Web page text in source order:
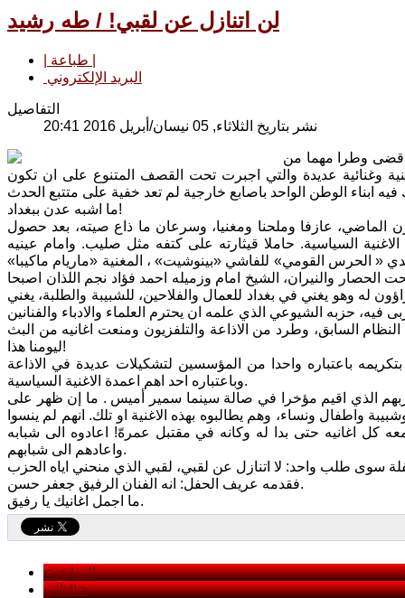
لن اتنازل عن لقبي! / طه رشيد
البريد الإلكتروني
التفاصيل
نشر بتاريخ الثلاثاء, 05 نيسان/أبريل 2016 20:41
قضى وطرا مهما من
وغنائية عديدة والتي اجبرت تحت القصف المتنوع على ان تكون
ما اشبه عدن ببغداد!
الماضي، عازفا وملحنا ومغنيا، وسرعان ما ذاع صيته، بعد حصول
السياسية. حاملا قيثارته على كتفه مثل صليب. وامام عينيه
« الحرس القومي» للفاشي «بينوشيت» ، المغنية «ماريام ماكيبا»
والنيران، الشيخ امام وزميله احمد فؤاد نجم اللذان اصبحا
وهو يغني في بغداد للعمال والفلاحين، للشبيبة والطلبة، يغني
السابق، وطرد من الاذاعة والتلفزيون ومنعت اغانيه من البث
ليومنا هذا!
باعتباره واحدا من المؤسسين لتشكيلات عديدة في الاذاعة
وباعتباره احد اهم اعمدة الاغنية السياسية.
الذي اقيم مؤخرا في صالة سينما سمير أميس . ما إن ظهر على
واطفال ونساء، وهم يطالبوه بهذه الاغنية او تلك. انهم لم ينسوا
اغانيه حتى بدا له وكانه في مقتبل عمرهّ! اعادوه الى شبابه
واعادهم الى شبابهم.
فقدمه عريف الحفل: انه الفنان الرفيق جعفر حسن.
ما اجمل اغانيك يا رفيق.
< السابق
التالي >